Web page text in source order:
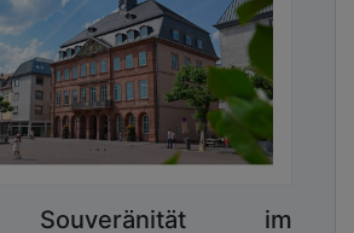
Souveränität im